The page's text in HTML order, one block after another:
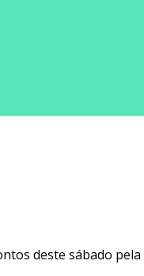
deste sábado